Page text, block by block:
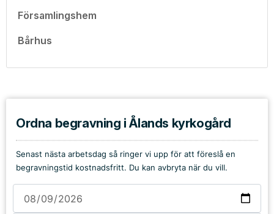
Församlingshem
Bårhus
Ordna begravning i Ålands kyrkogård
Senast nästa arbetsdag så ringer vi upp för att föreslå en
begravningstid kostnadsfritt. Du kan avbryta när du vill.